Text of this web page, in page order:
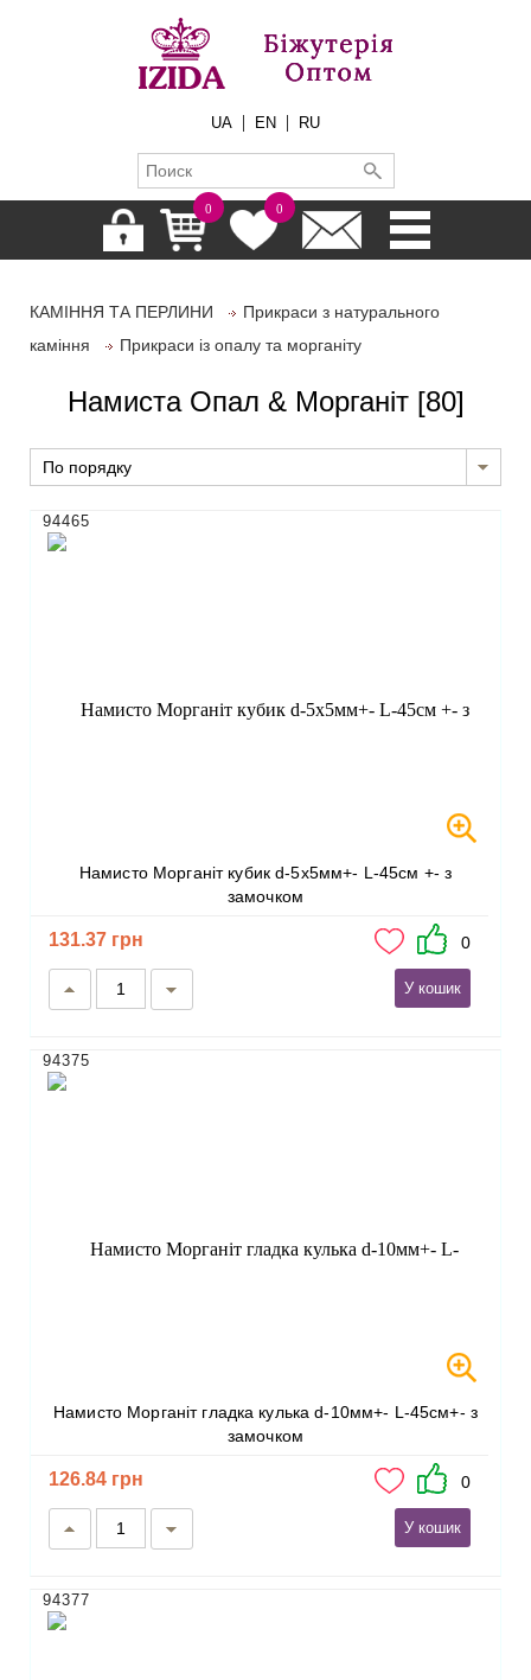
UA | EN | RU
0
0
КАМІННЯ ТА ПЕРЛИНИ
Прикраси з натурального
каміння
Прикраси із опалу та морганіту
Намиста Опал & Морганіт[80]
По порядку
Намисто Морганіт кубик d-5х5мм+- L-45см +- з
замочком
94465
131.37 грн 0
У кошик
Намисто Морганіт гладка кулька d-10мм+- L-45см+- з
замочком
94375
126.84 грн 0
У кошик
94377